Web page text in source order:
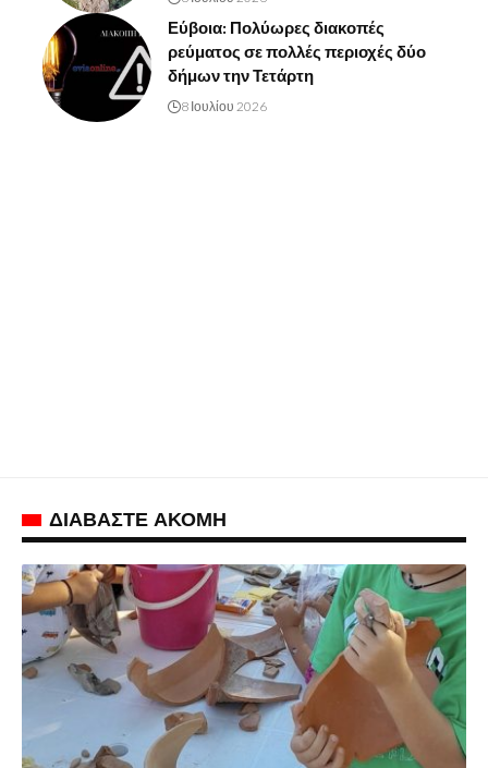
Εύβοια: Πολύωρες διακοπές
ρεύματος σε πολλές περιοχές δύο
δήμων την Τετάρτη
8 Ιουλίου 2026
ΔΙΑΒΑΣΤΕ ΑΚΟΜΗ